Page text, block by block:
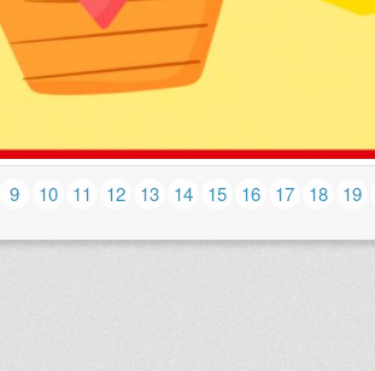
9 10 11 12 13 14 15 16 17 18 19